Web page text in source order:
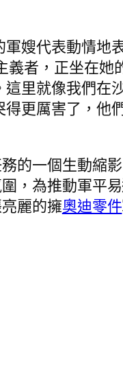
嫂代表動情地
者，正坐在
這里就像我們在
更厲害了，他
的一個生動縮
，為推動軍平
麗的擁奧迪零件